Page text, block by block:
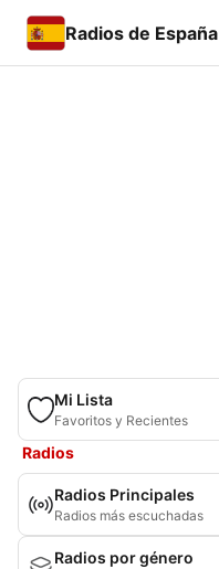
Radios de España
Mi Lista
Favoritos y Recientes
Radios
Radios Principales
Radios más escuchadas
Radios por género